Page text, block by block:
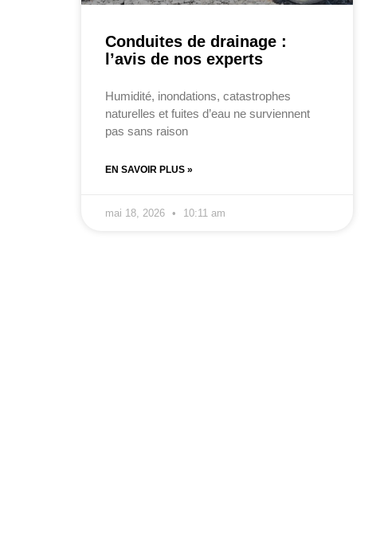
Conduites de drainage :
l’avis de nos experts
Humidité, inondations, catastrophes
naturelles et fuites d’eau ne surviennent
pas sans raison
EN SAVOIR PLUS »
mai 18, 2026 10:11 am